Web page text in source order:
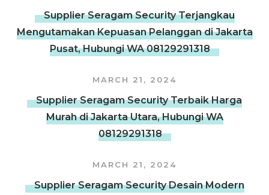
Supplier Seragam Security Terjangkau
Mengutamakan Kepuasan Pelanggan di Jakarta
Pusat, Hubungi WA 08129291318
MARCH 21, 2024
Supplier Seragam Security Terbaik Harga
Murah di Jakarta Utara, Hubungi WA
08129291318
MARCH 21, 2024
Supplier Seragam Security Desain Modern